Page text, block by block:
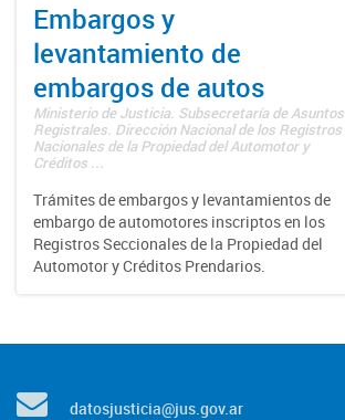
Embargos y
levantamiento de
embargos de autos
Ministerio de Justicia. Subsecretaría de Asuntos
Registrales. Dirección Nacional de los Registros
Nacionales de la Propiedad del Automotor y
Créditos ...
Trámites de embargos y levantamientos de
embargo de automotores inscriptos en los
Registros Seccionales de la Propiedad del
Automotor y Créditos Prendarios.
datosjusticia@jus.gov.ar